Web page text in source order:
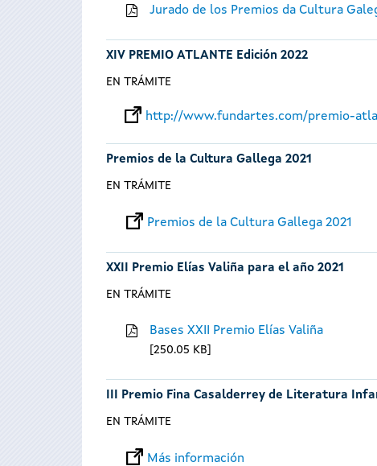
Jurado de los Premios da Cultura
XIV PREMIO ATLANTE Edición 2022
EN TRÁMITE
http://www.fundartes.com/premio-
Premios de la Cultura Gallega 2021
EN TRÁMITE
Premios de la Cultura Gallega 2021
XXII Premio Elías Valiña para el año 2021
EN TRÁMITE
Bases XXII Premio Elías Valiña
250.05 KB
III Premio Fina Casalderrey de Literatura
EN TRÁMITE
Más información